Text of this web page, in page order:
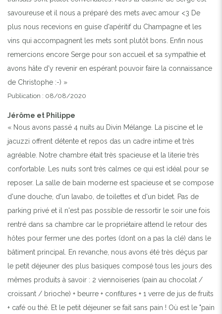
savoureuse et il nous a préparé des mets avec amour <3 De
plus nous recevions en guise d'apéritif du Champagne et les
vins qui accompagnent les mets sont plutôt bons. Enfin nous
remercions encore Serge pour son accueil et sa sympathie et
avons hâte d'y revenir en espérant pouvoir faire la connaissance
de Christophe :-) »
Publication : 08/08/2020
Jérôme et Philippe
« Nous avons passé 4 nuits au Divin Mélange. La piscine et le
jacuzzi offrent détente et repos das un cadre intime et très
agréable. Notre chambre était très spacieuse et la literie très
confortable. Les nuits sont très calmes ce qui est idéal pour se
reposer. La salle de bain moderne est spacieuse et se compose
d'une douche, d'un lavabo, de toilettes et d'un bidet. Pas de
parking privé et il n'est pas possible de ressortir le soir une fois
rentré dans sa chambre car le propriétaire attend le retour des
hôtes pour fermer une des portes (dont on a pas la clé) dans le
bâtiment principal. En revanche, nous avons été très déçus par
le petit déjeuner des plus basiques composé tous les jours des
mêmes produits à savoir : 2 viennoiseries (pain au chocolat /
croissant / brioche) + beurre + confitures + 1 verre de jus de fruits
+ café ou thé. Et le petit déjeuner se fait sans pain ! Où est le "pain